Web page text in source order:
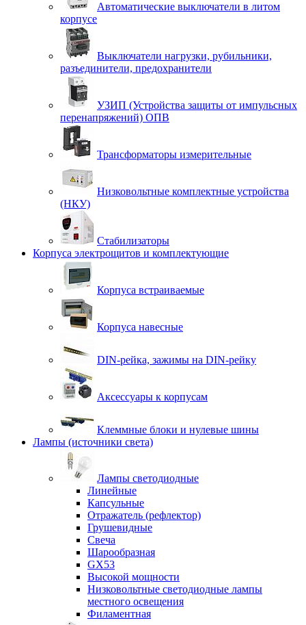
Автоматические выключатели в литом
корпусе
Выключатели нагрузки, рубильники,
разъединители, предохранители
УЗИП (Устройства защиты от импульсных
перенапряжений) ОПВ
Трансформаторы измерительные
Низковольтные комплектные устройства
(НКУ)
Стабилизаторы
Корпуса электрощитов и комплектующие
Корпуса встраиваемые
Корпуса навесные
DIN-рейка, зажимы на DIN-рейку
Аксессуары к корпусам
Клеммные блоки и нулевые шины
Лампы (источники света)
Лампы светодиодные
Линейные
Капсульные
Отражатель (рефлектор)
Грушевидные
Свеча
Шарообразная
GX53
Высокой мощности
Низковольтные светодиодные лампы
местного освещения
Филаментная